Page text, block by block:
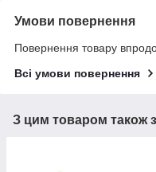
Умови повернення
Повернення товару
Всі умови повернення
З цим товаром також